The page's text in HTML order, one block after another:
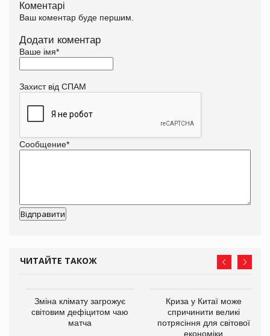
Коментарі
Ваш коментар буде першим.
Додати коментар
Ваше імя*
Захист від СПАМ
Сообщение*
ЧИТАЙТЕ ТАКОЖ
Зміна клімату загрожує
світовим дефіцитом чаю
матча
Криза у Китаї може
спричинити великі
потрясіння для світової
економіки